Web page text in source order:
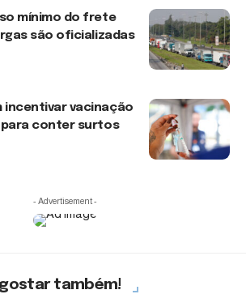
mínimo do frete
são oficializadas
incentivar vacinação
conter surtos
- Advertisement -
também!